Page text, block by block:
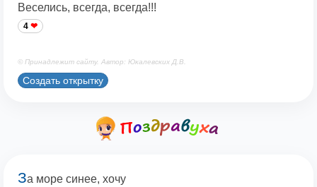
Веселись, всегда, всегда!!!
4
© Принадлежит сайту. Автор: Юкалевских Д.В.
Создать открытку
За море синее, хочу